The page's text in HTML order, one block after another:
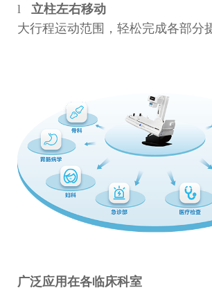
l
立柱左右移动
大行程运动范围，轻松完成各部分
广泛应用在各临床科室